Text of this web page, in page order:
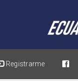
Registrarme